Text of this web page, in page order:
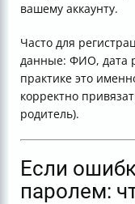
вашему аккаунту.
Часто для
данные: ФИО, дата
практике это
корректно
родитель).
Если
паролем: